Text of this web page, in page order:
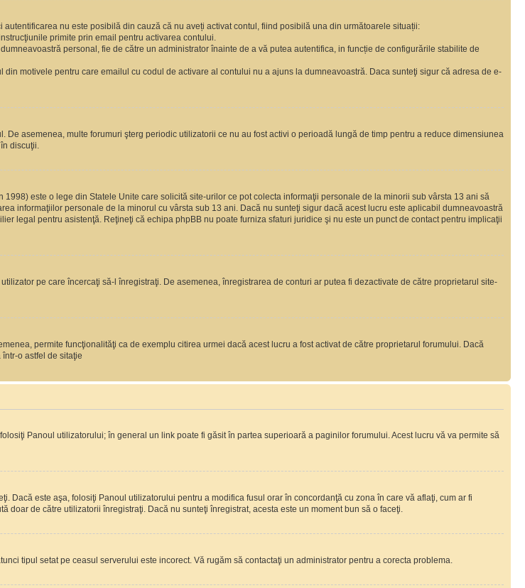
nu este posibilă din cauză că nu aveți activat contul, fiind posibilă una din următoarele situații:
primite prin email pentru activarea contului.
personal, fie de către un administrator înainte de a vă putea autentifica, in funcție de configurările stabilite de
motivele pentru care emailul cu codul de activare al contului nu a ajuns la dumneavoastră. Daca sunteţi sigur că adresa de e-
asemenea, multe forumuri şterg periodic utilizatorii ce nu au fost activi o perioadă lungă de timp pentru a reduce dimensiunea
discuţii.
este o lege din Statele Unite care solicită site-urilor ce pot colecta informaţii personale de la minorii sub vârsta 13 ani să
informaţiilor personale de la minorul cu vârsta sub 13 ani. Dacă nu sunteţi sigur dacă acest lucru este aplicabil dumneavoastră
legal pentru asistenţă. Reţineţi că echipa phpBB nu poate furniza sfaturi juridice şi nu este un punct de contact pentru implicaţii
pe care încercaţi să-l înregistraţi. De asemenea, înregistrarea de conturi ar putea fi dezactivate de către proprietarul site-
permite funcţionalităţi ca de exemplu citirea urmei dacă acest lucru a fost activat de către proprietarul forumului. Dacă
o astfel de sitaţie
Panoul utilizatorului; în general un link poate fi găsit în partea superioară a paginilor forumului. Acest lucru vă va permite să
Dacă este aşa, folosiţi Panoul utilizatorului pentru a modifica fusul orar în concordanţă cu zona în care vă aflaţi, cum ar fi
de către utilizatorii înregistraţi. Dacă nu sunteţi înregistrat, acesta este un moment bun să o faceţi.
tipul setat pe ceasul serverului este incorect. Vă rugăm să contactaţi un administrator pentru a corecta problema.